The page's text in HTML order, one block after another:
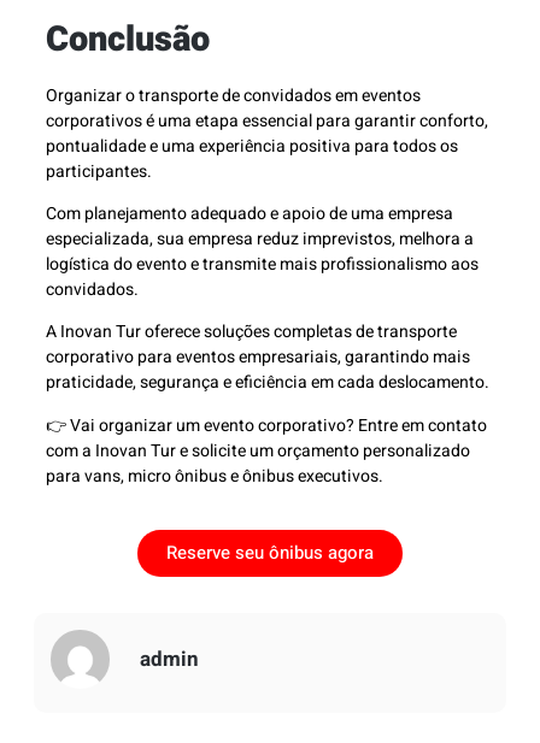
Conclusão
Organizar o transporte de convidados em eventos
corporativos é uma etapa essencial para garantir conforto,
pontualidade e uma experiência positiva para todos os
participantes.
Com planejamento adequado e apoio de uma empresa
especializada, sua empresa reduz imprevistos, melhora a
logística do evento e transmite mais profissionalismo aos
convidados.
A Inovan Tur oferece soluções completas de transporte
corporativo para eventos empresariais, garantindo mais
praticidade, segurança e eficiência em cada deslocamento.
👉 Vai organizar um evento corporativo? Entre em contato
com a Inovan Tur e solicite um orçamento personalizado
para vans, micro ônibus e ônibus executivos.
Reserve seu ônibus agora
admin